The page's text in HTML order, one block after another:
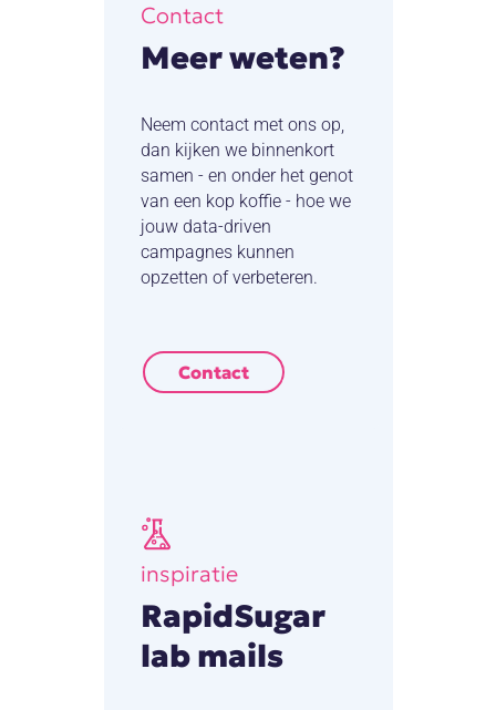
Contact
Meer weten?
Neem contact met ons op,
dan kijken we binnenkort
samen - en onder het genot
van een kop koffie - hoe we
jouw data-driven
campagnes kunnen
opzetten of verbeteren.
Contact
inspiratie
RapidSugar
lab mails